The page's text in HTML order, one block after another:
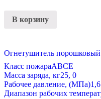
В корзину
Огнетушитель
Класс пожараАВСЕ
Масса заряда, кг25, 0
Рабочее давление, (МПа)1,6
Диапазон рабочих